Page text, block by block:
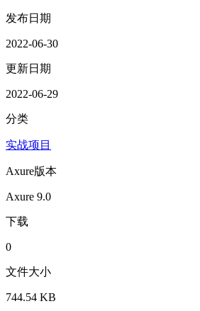
发布日期
2022-06-30
更新日期
2022-06-29
分类
实战项目
Axure版本
Axure 9.0
下载
0
文件大小
744.54 KB